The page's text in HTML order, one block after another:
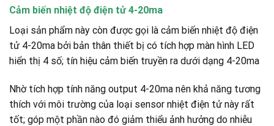
Cảm biến nhiệt độ điện tử 4-20ma
Loại sản phẩm này còn được gọi là cảm biến nhiệt độ điện
tử 4-20ma bởi bản thân thiết bị có tích hợp màn hình LED
hiển thị 4 số; tín hiệu cảm biến truyền ra dưới dạng 4-20ma
Nhờ tích hợp tính năng output 4-20ma nên khả năng tương
thích với môi trường của loại sensor nhiệt điện tử này rất
tốt; góp một phần nào đó giảm thiểu ảnh hưởng do nhiễu